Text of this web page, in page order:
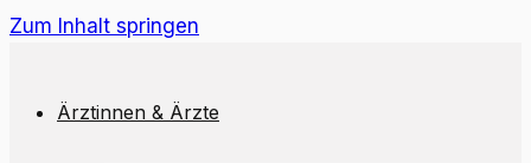
Zum Inhalt springen
Ärztinnen & Ärzte